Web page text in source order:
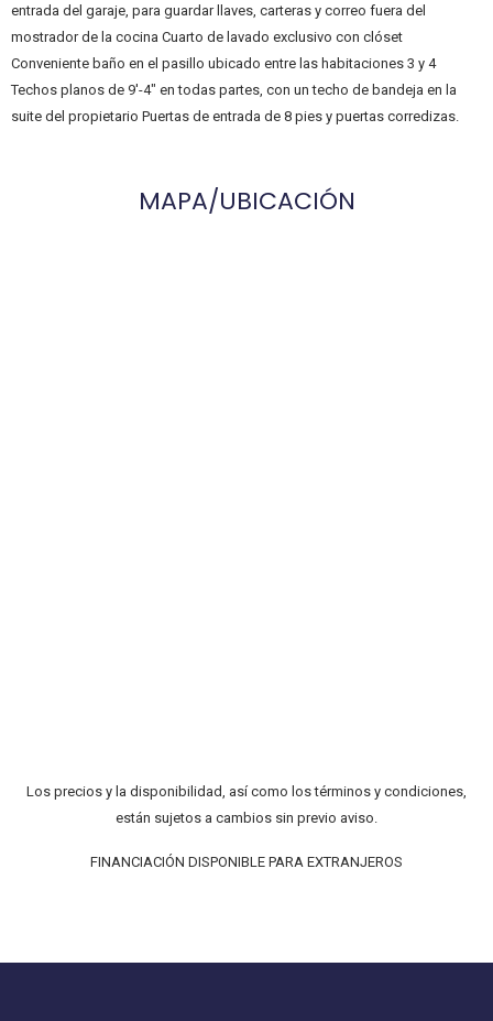
entrada del garaje, para guardar llaves, carteras y correo fuera del
mostrador de la cocina Cuarto de lavado exclusivo con clóset
Conveniente baño en el pasillo ubicado entre las habitaciones 3 y 4
Techos planos de 9′-4″ en todas partes, con un techo de bandeja en la
suite del propietario Puertas de entrada de 8 pies y puertas corredizas.
MAPA/UBICACIÓN
Los precios y la disponibilidad, así como los términos y condiciones,
están sujetos a cambios sin previo aviso.
FINANCIACIÓN DISPONIBLE PARA EXTRANJEROS